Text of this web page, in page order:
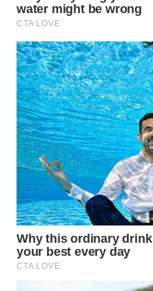
WN
LIKUPANG
WN
LABUANBAJO
WN
BORNEO
Wahana
Media
Group
WAHANA
NEWS
WAHANA